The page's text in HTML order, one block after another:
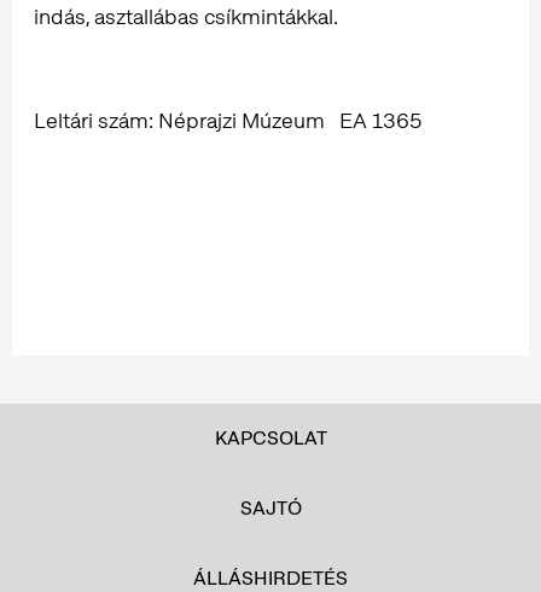
indás, asztallábas csíkmintákkal.
Leltári szám: Néprajzi Múzeum EA 1365
KAPCSOLAT
SAJTÓ
ÁLLÁSHIRDETÉS